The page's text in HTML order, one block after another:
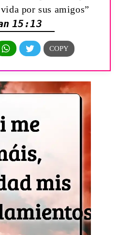
por sus amigos”
15:13